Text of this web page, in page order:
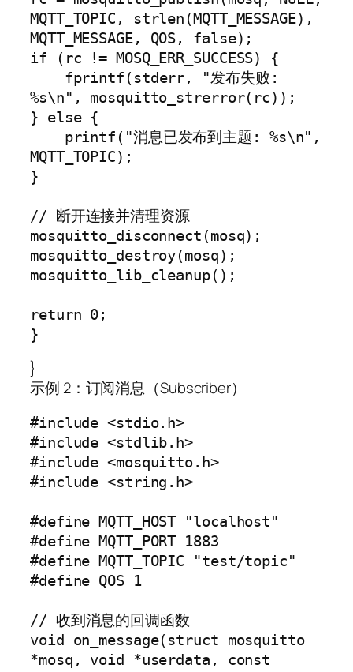
MQTT_TOPIC, strlen(MQTT_MESSAGE),
MQTT_MESSAGE, QOS, false);
if (rc != MOSQ_ERR_SUCCESS) {
%s\n", mosquitto_strerror(rc));
} else {
MQTT_TOPIC);
}
// 断开连接并清理资源
mosquitto_disconnect(mosq);
mosquitto_destroy(mosq);
mosquitto_lib_cleanup();
return 0;
}
}
示例 2：订阅消息（Subscriber）
#include <stdio.h>
#include <stdlib.h>
#include <mosquitto.h>
#include <string.h>
#define MQTT_HOST "localhost"
#define MQTT_PORT 1883
#define MQTT_TOPIC "test/topic"
#define QOS 1
// 收到消息的回调函数
void on_message(struct mosquitto
*mosq, void *userdata, const